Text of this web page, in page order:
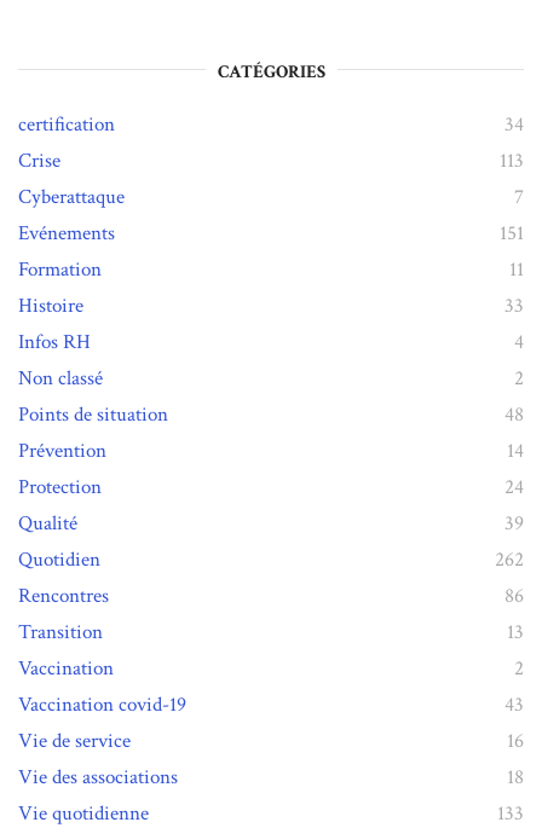
CATÉGORIES
certification
34
Crise
113
Cyberattaque
7
Evénements
151
Formation
11
Histoire
33
Infos RH
4
Non classé
2
Points de situation
48
Prévention
14
Protection
24
Qualité
39
Quotidien
262
Rencontres
86
Transition
13
Vaccination
2
Vaccination covid-19
43
Vie de service
16
Vie des associations
18
Vie quotidienne
133